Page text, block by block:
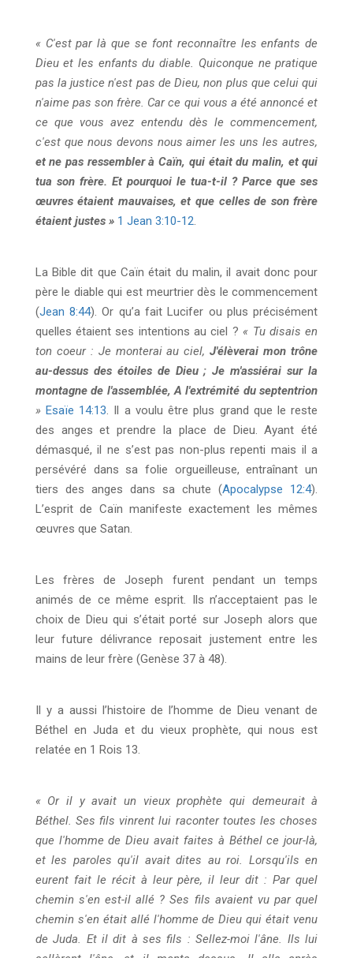
« C'est par là que se font reconnaître les enfants de
Dieu et les enfants du diable. Quiconque ne pratique
pas la justice n'est pas de Dieu, non plus que celui qui
n'aime pas son frère. Car ce qui vous a été annoncé et
ce que vous avez entendu dès le commencement,
c'est que nous devons nous aimer les uns les autres,
et ne pas ressembler à Caïn, qui était du malin, et qui
tua son frère. Et pourquoi le tua-t-il ? Parce que ses
œuvres étaient mauvaises, et que celles de son frère
étaient justes » 1 Jean 3:10-12.
La Bible dit que Caïn était du malin, il avait donc pour
père le diable qui est meurtrier dès le commencement
(Jean 8:44). Or qu’a fait Lucifer ou plus précisément
quelles étaient ses intentions au ciel ? « Tu disais en
ton coeur : Je monterai au ciel,J'élèverai mon trône
au-dessus des étoiles de Dieu ; Je m'assiérai sur la
montagne de l'assemblée, A l'extrémité du septentrion
» Esaïe 14:13. Il a voulu être plus grand que le reste
des anges et prendre la place de Dieu. Ayant été
démasqué, il ne s’est pas non-plus repenti mais il a
persévéré dans sa folie orgueilleuse, entraînant un
tiers des anges dans sa chute (Apocalypse 12:4).
L’esprit de Caïn manifeste exactement les mêmes
œuvres que Satan.
Les frères de Joseph furent pendant un temps
animés de ce même esprit. Ils n’acceptaient pas le
choix de Dieu qui s’était porté sur Joseph alors que
leur future délivrance reposait justement entre les
mains de leur frère (Genèse 37 à 48).
Il y a aussi l’histoire de l’homme de Dieu venant de
Béthel en Juda et du vieux prophète, qui nous est
relatée en 1 Rois 13.
« Or il y avait un vieux prophète qui demeurait à
Béthel. Ses fils vinrent lui raconter toutes les choses
que l'homme de Dieu avait faites à Béthel ce jour-là,
et les paroles qu'il avait dites au roi. Lorsqu'ils en
eurent fait le récit à leur père, il leur dit : Par quel
chemin s'en est-il allé ? Ses fils avaient vu par quel
chemin s'en était allé l'homme de Dieu qui était venu
de Juda. Et il dit à ses fils : Sellez-moi l'âne. Ils lui